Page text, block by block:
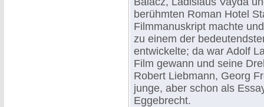
berühmten Roman Hotel
Filmmanuskript machte
zu einem der
entwickelte; da war Adolf
Film gewann und seine
Robert Liebmann, Georg
junge, aber schon als
Eggebrecht.